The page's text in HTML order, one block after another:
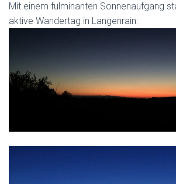
Mit einem fulminanten Sonnenaufgang
aktive Wandertag in Langenrain: